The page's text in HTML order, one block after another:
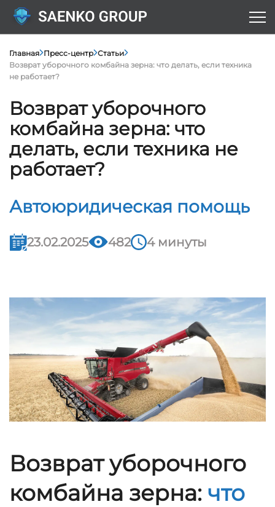
Главная Пресс-центр Статьи
Возврат уборочного комбайна зерна: что делать, если техника
не работает?
Возврат уборочного
комбайна зерна: что
делать, если техника не
работает?
Автоюридическая помощь
23.02.2025 482 4 минуты
Возврат уборочного
комбайна зерна: что